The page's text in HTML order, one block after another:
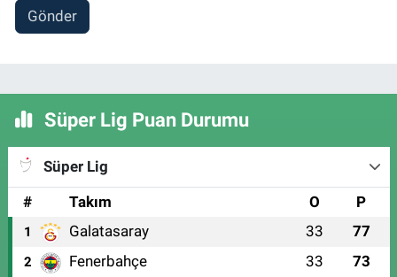
Gönder
Süper Lig Puan Durumu
Süper Lig
#
Takım O P
1 Galatasaray 33 77
2 Fenerbahçe 33 73